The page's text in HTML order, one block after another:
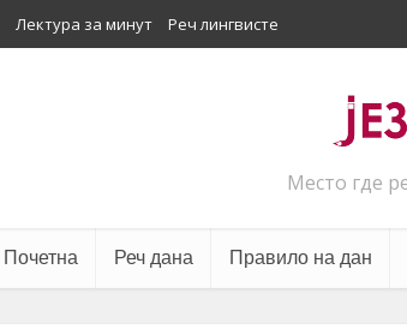
Лектура за минут Реч лингвисте
Место где
Почетна Реч дана Правило на дан